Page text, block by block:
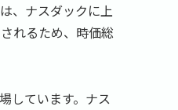
、ナスダックに上
れるため、時価総
しています。ナス